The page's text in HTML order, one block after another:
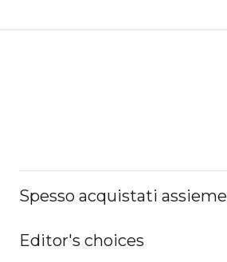
Spesso acquistati assieme
Editor's choices